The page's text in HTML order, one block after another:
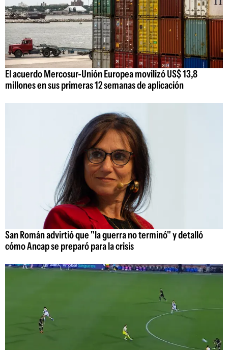
El acuerdo Mercosur-Unión Europea movilizó US$ 13,8
millones en sus primeras 12 semanas de aplicación
San Román advirtió que "la guerra no terminó" y detalló
cómo Ancap se preparó para la crisis